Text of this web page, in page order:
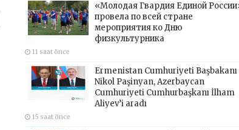
«Молодая Гвардия Единой
провела по всей стране
мероприятия ко Дню
физкультурника
11 saat önce
Ermenistan Cumhuriyeti Başbakanı
Nikol Paşinyan, Azerbaycan
Cumhuriyeti Cumhurbaşkanı İlham
Aliyev’i aradı
15 saat önce